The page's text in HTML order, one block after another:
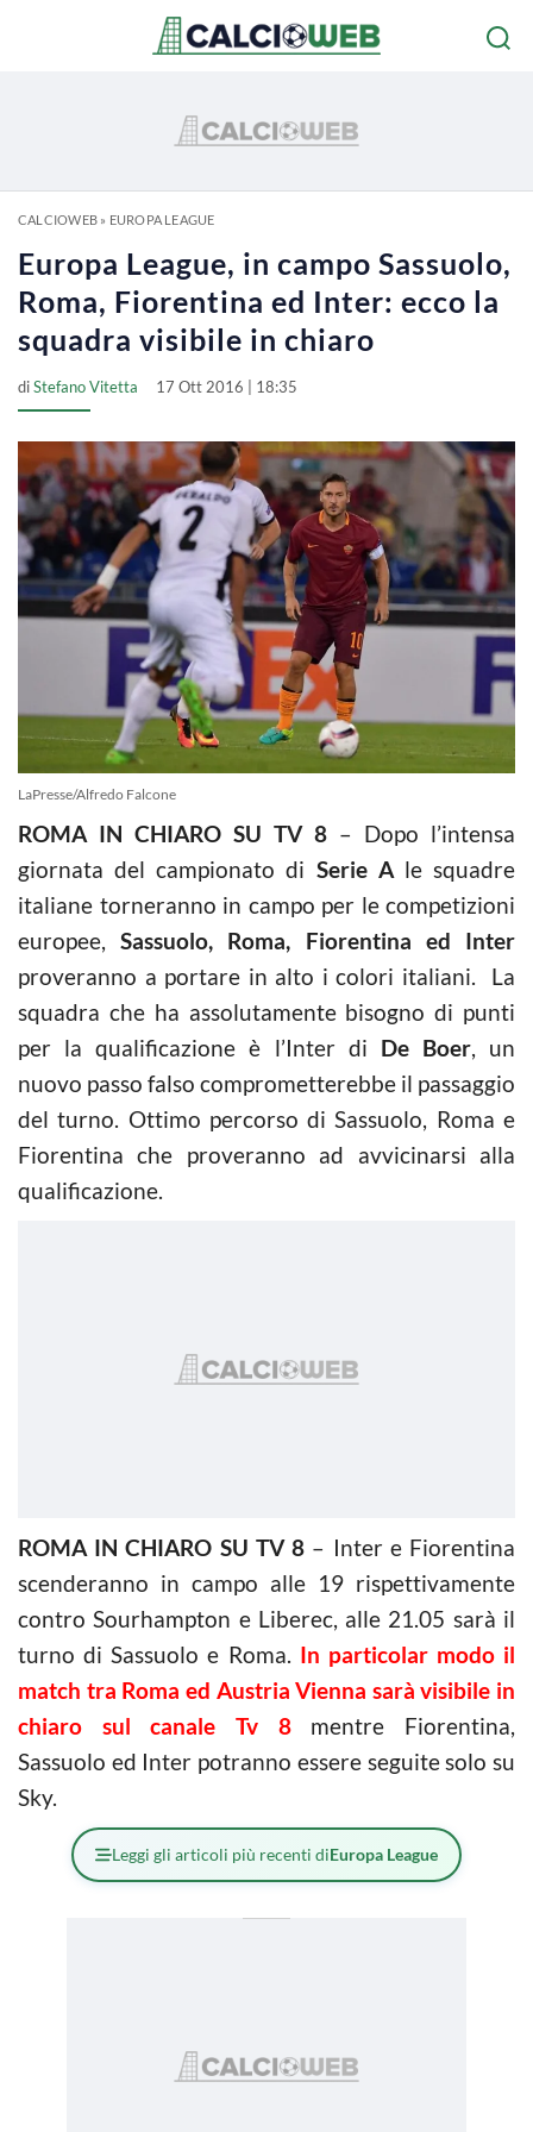
CALCIOWEB» EUROPA LEAGUE
Europa League, in campo Sassuolo,
Roma, Fiorentina ed Inter: ecco la
squadra visibile in chiaro
diStefano Vitetta 17 Ott 2016 | 18:35
LaPresse/Alfredo Falcone
ROMA IN CHIARO SU TV 8 – Dopo l’intensa
giornata del campionato di Serie Ale squadre
italiane torneranno in campo per le competizioni
europee,Sassuolo, Roma, Fiorentina ed Inter
proveranno a portare in alto i colori italiani. La
squadra che ha assolutamente bisogno di punti
per la qualificazione è l’Inter di De Boer, un
nuovo passo falso comprometterebbe il passaggio
del turno. Ottimo percorso di Sassuolo, Roma e
Fiorentina che proveranno ad avvicinarsi alla
qualificazione.
ROMA IN CHIARO SU TV 8 – Inter e Fiorentina
scenderanno in campo alle 19 rispettivamente
contro Sourhampton e Liberec, alle 21.05 sarà il
turno di Sassuolo e Roma. In particolar modo il
match tra Roma ed Austria Vienna sarà visibile in
chiaro sul canale Tv 8
mentre Fiorentina,
Sassuolo ed Inter potranno essere seguite solo su
Sky.
Leggi gli articoli più recenti diEuropa League